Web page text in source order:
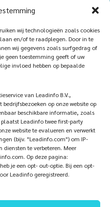
wij technologieën zoals cookies
en/of te raadplegen. Door in te
wij gegevens zoals surfgedrag of
geen toestemming geeft of uw
invloed hebben op bepaalde
van Leadinfo B.V.,
op onze website op
beschikbare informatie, zoals
Leadinfo twee first-party
website te evalueren en verwerkt
(bijv. "Leadinfo.com") om IP-
diensten te verbeteren. Meer
Op deze pagina:
je een opt- out-optie. Bij een opt-
Leadinfo geregistreerd.
Sustainablility
Vacancies
Contact
Veelgestelde vragen
Subscribe now!